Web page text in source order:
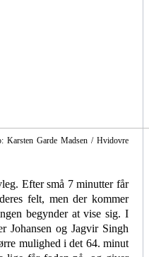
Karsten Garde Madsen / Hvidovre
Efter små 7 minutter får
felt, men der kommer
begynder at vise sig. I
Johansen og Jagvir Singh
mulighed i det 64. minut